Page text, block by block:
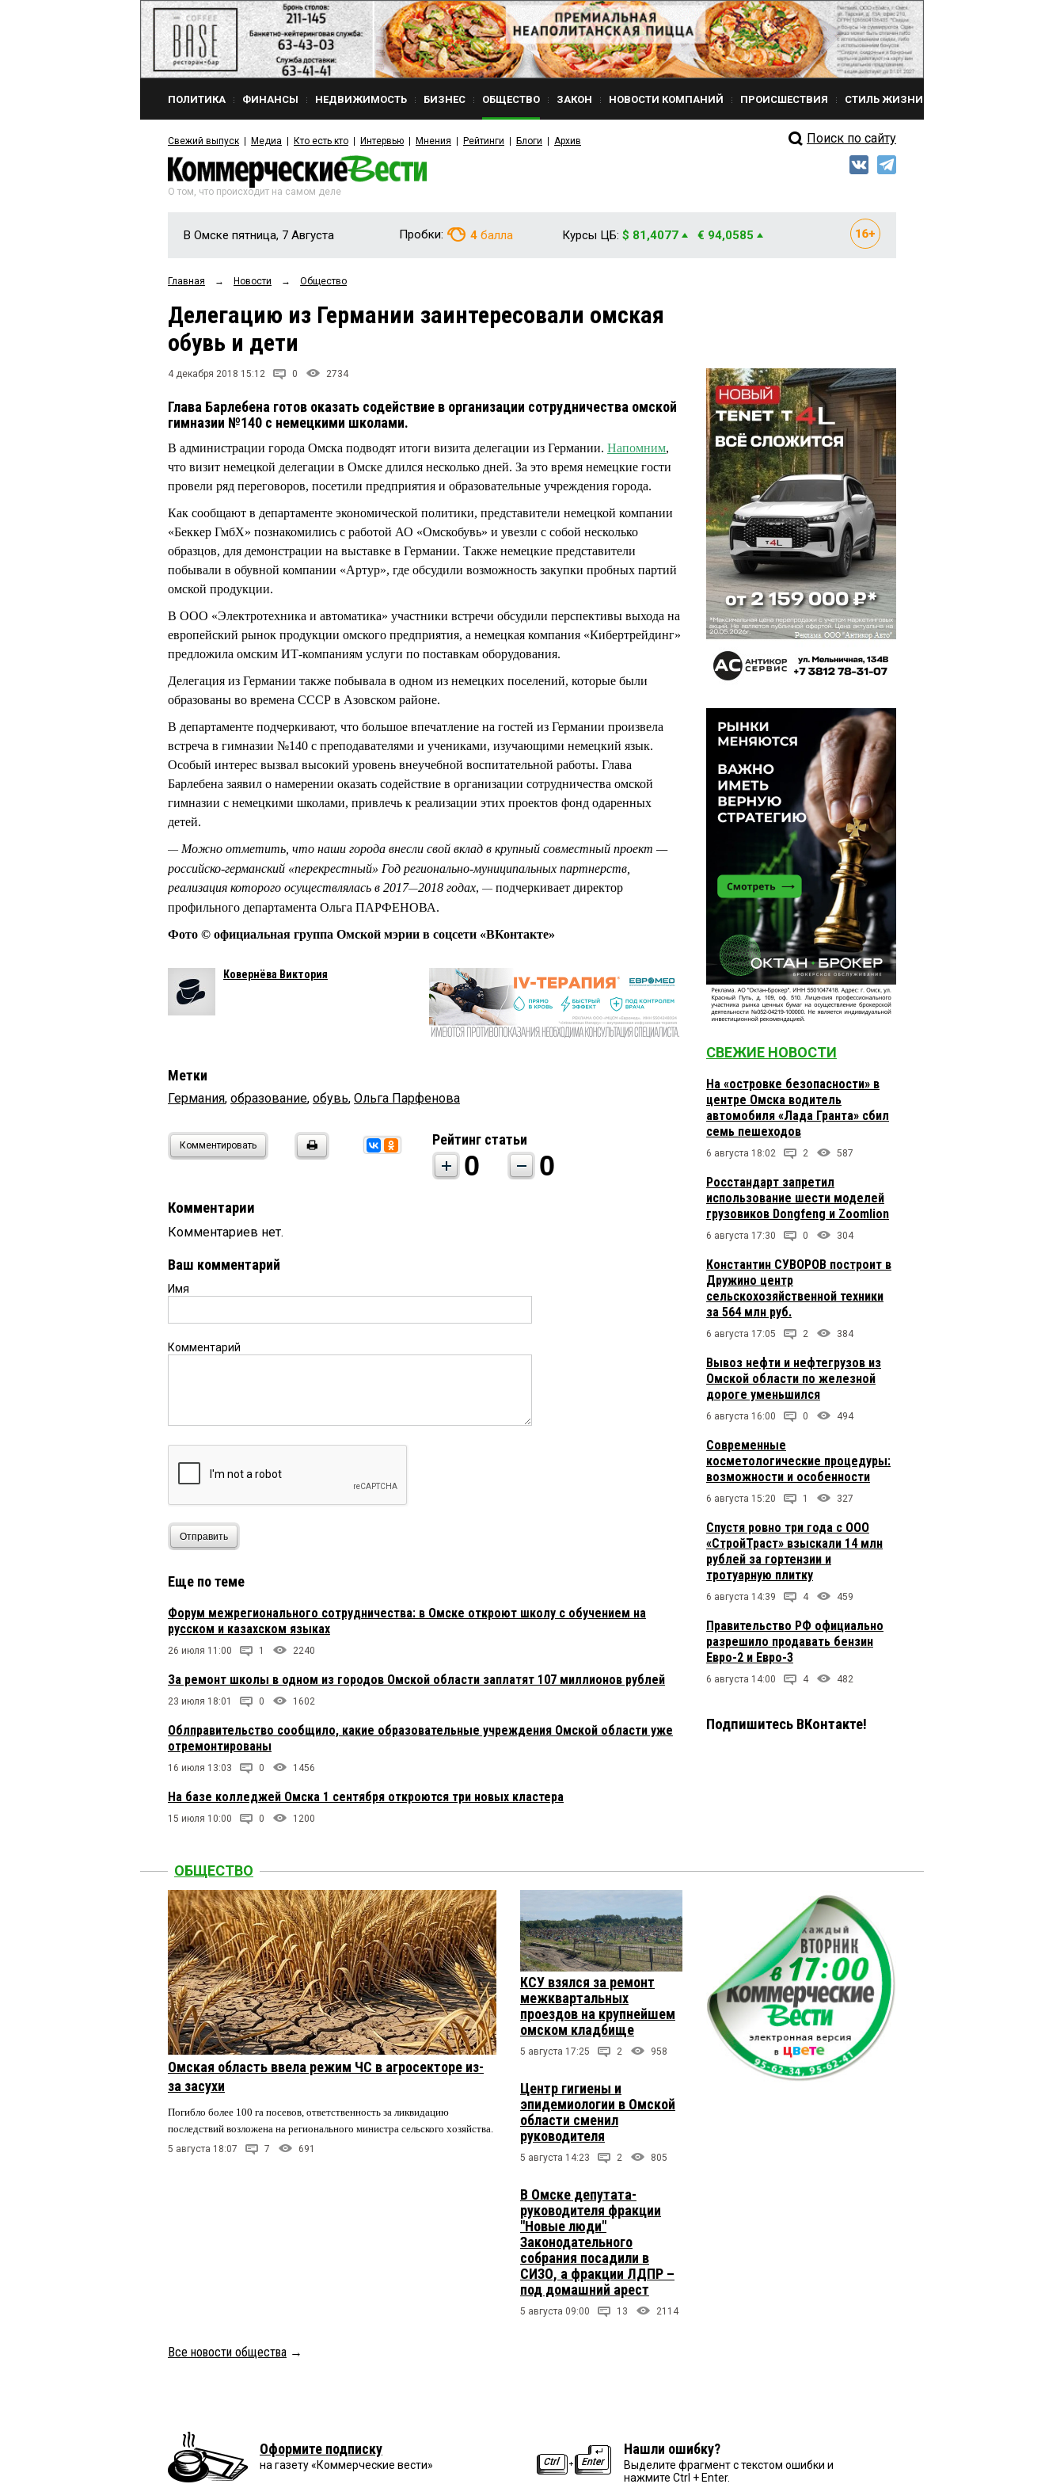
ПОЛИТИКА ФИНАНСЫ НЕДВИЖИМОСТЬ БИЗНЕС ОБЩЕСТВО ЗАКОН НОВОСТИ КОМПАНИЙ ПРОИСШЕСТВИЯ СТИЛЬ ЖИЗНИ
Свежий выпуск Медиа Кто есть кто Интервью Мнения Рейтинги Блоги Архив Поиск по сайту
О том, что происходит на самом деле
В Омске пятница, 7 Августа Пробки: 4 балла Курсы ЦБ: $ 81,4077 € 94,0585
Главная → Новости → Общество
Делегацию из Германии заинтересовали омская
обувь и дети
4 декабря 2018 15:12 0 2734
Глава Барлебена готов оказать содействие в организации сотрудничества омской
гимназии №140 с немецкими школами.
В администрации города Омска подводят итоги визита делегации из Германии. Напомним,
что визит немецкой делегации в Омске длился несколько дней. За это время немецкие гости
провели ряд переговоров, посетили предприятия и образовательные учреждения города.
Как сообщают в департаменте экономической политики, представители немецкой компании
«Беккер ГмбХ» познакомились с работой АО «Омскобувь» и увезли с собой несколько
образцов, для демонстрации на выставке в Германии. Также немецкие представители
побывали в обувной компании «Артур», где обсудили возможность закупки пробных партий
омской продукции.
В ООО «Электротехника и автоматика» участники встречи обсудили перспективы выхода на
европейский рынок продукции омского предприятия, а немецкая компания «Кибертрейдинг»
предложила омским ИТ-компаниям услуги по поставкам оборудования.
Делегация из Германии также побывала в одном из немецких поселений, которые были
образованы во времена СССР в Азовском районе.
В департаменте подчеркивают, что большое впечатление на гостей из Германии произвела
встреча в гимназии №140 с преподавателями и учениками, изучающими немецкий язык.
Особый интерес вызвал высокий уровень внеучебной воспитательной работы. Глава
Барлебена заявил о намерении оказать содействие в организации сотрудничества омской
гимназии с немецкими школами, привлечь к реализации этих проектов фонд одаренных
детей.
— Можно отметить, что наши города внесли свой вклад в крупный совместный проект —
российско-германский «перекрестный» Год регионально-муниципальных партнерств,
реализация которого осуществлялась в 2017—2018 годах, — подчеркивает директор
профильного департамента Ольга ПАРФЕНОВА.
Фото © официальная группа Омской мэрии в соцсети «ВКонтакте»
Ковернёва Виктория
Метки
Германия, образование, обувь, Ольга Парфенова
Комментировать Рейтинг статьи
0 0
Комментарии
Комментариев нет.
Ваш комментарий
Имя
Комментарий
Отправить
Еще по теме
Форум межрегионального сотрудничества: в Омске откроют школу с обучением на
русском и казахском языках
26 июля 11:00 1 2240
За ремонт школы в одном из городов Омской области заплатят 107 миллионов рублей
23 июля 18:01 0 1602
Облправительство сообщило, какие образовательные учреждения Омской области уже
отремонтированы
16 июля 13:03 0 1456
На базе колледжей Омска 1 сентября откроются три новых кластера
15 июля 10:00 0 1200
СВЕЖИЕ НОВОСТИ
На «островке безопасности» в
центре Омска водитель
автомобиля «Лада Гранта» сбил
семь пешеходов
6 августа 18:02 2 587
Росстандарт запретил
использование шести моделей
грузовиков Dongfeng и Zoomlion
6 августа 17:30 0 304
Константин СУВОРОВ построит в
Дружино центр
сельскохозяйственной техники
за 564 млн руб.
6 августа 17:05 2 384
Вывоз нефти и нефтегрузов из
Омской области по железной
дороге уменьшился
6 августа 16:00 0 494
Современные
косметологические процедуры:
возможности и особенности
6 августа 15:20 1 327
Спустя ровно три года с ООО
«СтройТраст» взыскали 14 млн
рублей за гортензии и
тротуарную плитку
6 августа 14:39 4 459
Правительство РФ официально
разрешило продавать бензин
Евро-2 и Евро-3
6 августа 14:00 4 482
Подпишитесь ВКонтакте!
ОБЩЕСТВО
Омская область ввела режим ЧС в агросекторе из-
за засухи
Погибло более 100 га посевов, ответственность за ликвидацию
последствий возложена на регионального министра сельского хозяйства.
5 августа 18:07 7 691
КСУ взялся за ремонт
межквартальных
проездов на крупнейшем
омском кладбище
5 августа 17:25 2 958
Центр гигиены и
эпидемиологии в Омской
области сменил
руководителя
5 августа 14:23 2 805
В Омске депутата-
руководителя фракции
"Новые люди"
Законодательного
собрания посадили в
СИЗО, а фракции ЛДПР –
под домашний арест
5 августа 09:00 13 2114
Все новости общества →
Оформите подписку
на газету «Коммерческие вести»
Нашли ошибку?
Выделите фрагмент с текстом ошибки и
нажмите Ctrl + Enter.